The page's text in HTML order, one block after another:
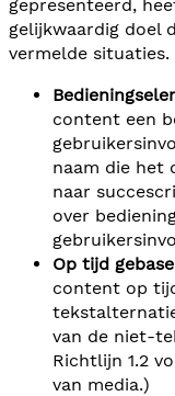
gepresenteerd,
gelijkwaardig doel
vermelde situaties.
content een
naam die het
naar
over
Op tijd
content op
van de niet-
Richtlijn 1.2
van media.)